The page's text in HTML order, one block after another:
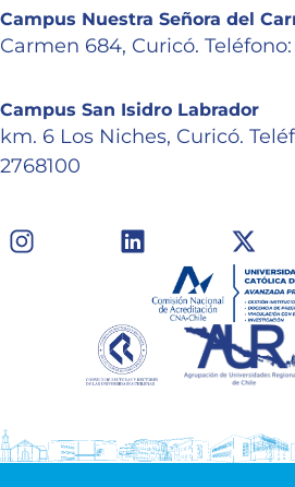
Campus Nuestra Señora del
Carmen 684, Curicó.
Campus San Isidro Labrador
km. 6 Los Niches, Curicó.
2768100